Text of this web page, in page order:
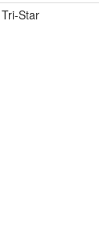
Tri-Star